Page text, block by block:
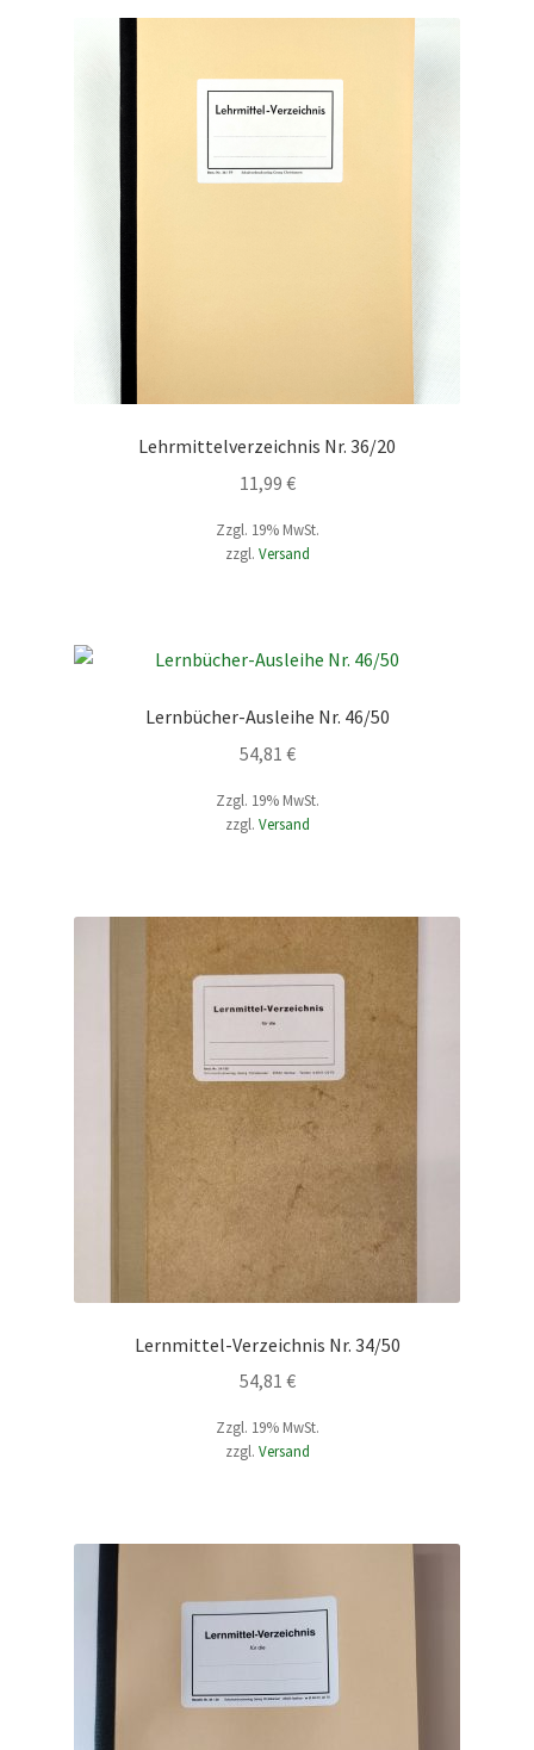
Lehrmittelverzeichnis Nr. 36/20
11,99 €
Zzgl. 19% MwSt.
zzgl. Versand
Lernbücher-Ausleihe Nr. 46/50
54,81 €
Zzgl. 19% MwSt.
zzgl. Versand
Lernmittel-Verzeichnis Nr. 34/50
54,81 €
Zzgl. 19% MwSt.
zzgl. Versand